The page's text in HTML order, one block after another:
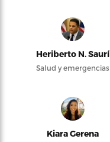
Heriberto N. Saurí
Salud y emergencias
Kiara Gerena